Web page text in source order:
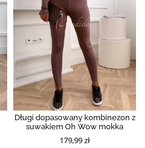
Długi dopasowany kombinezon z
suwakiem Oh Wow mokka
179,99 zł